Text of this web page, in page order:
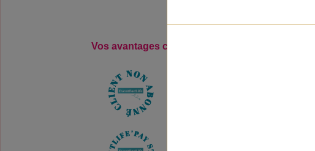
Vos avantages clients pour l'achat, de ce produit